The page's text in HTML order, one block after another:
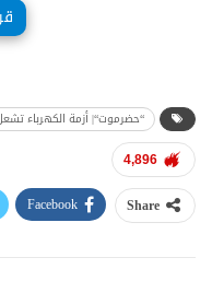
وأشاروا إلى غياب دور
معتبرين أن الصمت الرسمي
وطالب المحتجون بسرعة
استمرار تدهور الخدمات
التصعيد خلال الفترة المقبلة.
“حضرموت“| أزمة الكهرباء
4,896
Share
Facebook